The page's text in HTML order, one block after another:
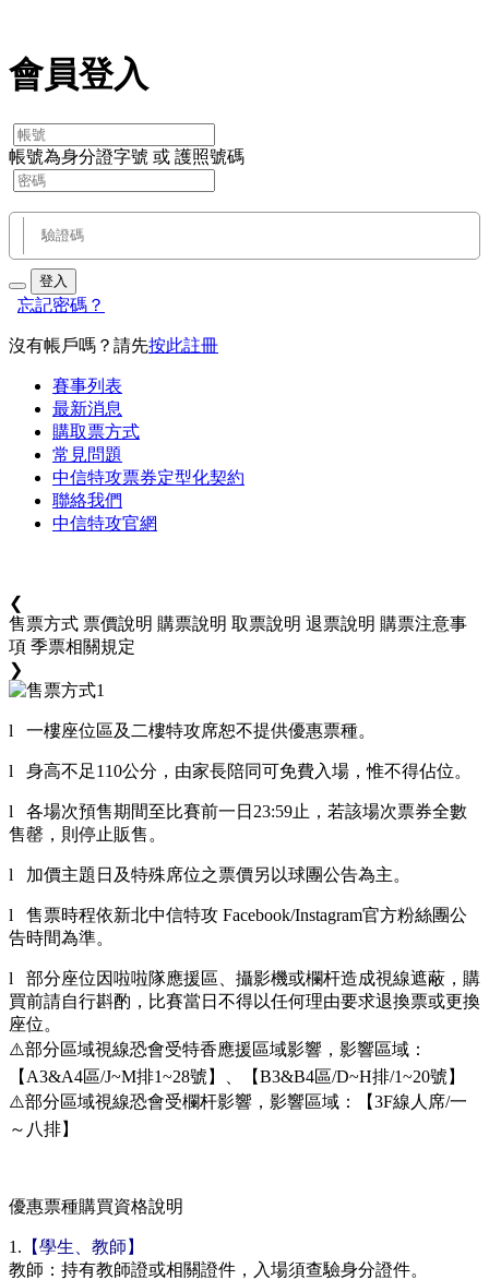
會員登入
帳號為身分證字號 或 護照號碼
登入
忘記密碼？
沒有帳戶嗎？請先按此註冊
賽事列表
最新消息
購取票方式
常見問題
中信特攻票券定型化契約
聯絡我們
中信特攻官網
❮
售票方式 票價說明 購票說明 取票說明 退票說明 購票注意事
項 季票相關規定
❯
l 一樓座位區及二樓特攻席恕不提供優惠票種。
l 身高不足110公分，由家長陪同可免費入場，惟不得佔位。
l 各場次預售期間至比賽前一日23:59止，若該場次票券全數
售罄，則停止販售。
l 加價主題日及特殊席位之票價另以球團公告為主。
l 售票時程依新北中信特攻 Facebook/Instagram官方粉絲團公
告時間為準。
l 部分座位因啦啦隊應援區、攝影機或欄杆造成視線遮蔽，購
買前請自行斟酌，比賽當日不得以任何理由要求退換票或更換
座位。
⚠️部分區域視線恐會受特香應援區域影響，影響區域：
【A3&A4區/J~M排1~28號】、【B3&B4區/D~H排/1~20號】
⚠️部分區域視線恐會受欄杆影響，影響區域：【3F線人席/一
～八排】
優惠票種購買資格說明
1. 【學生、教師】
教師： 持有教師證或相關證件，入場須查驗身分證件。